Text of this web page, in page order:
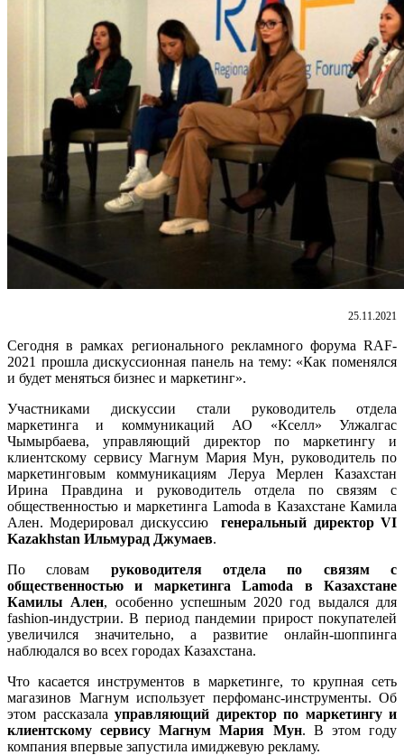
25.11.2021
Сегодня в рамках регионального рекламного форума RAF-
2021 прошла дискуссионная панель на тему: «Как поменялся
и будет меняться бизнес и маркетинг».
Участниками дискуссии стали руководитель отдела
маркетинга и коммуникаций АО «Кселл» Улжалгас
Чымырбаева, управляющий директор по маркетингу и
клиентскому сервису Магнум Мария Мун, руководитель по
маркетинговым коммуникациям Леруа Мерлен Казахстан
Ирина Правдина и руководитель отдела по связям с
общественностью и маркетинга Lamoda в Казахстане Камила
Ален. Модерировал дискуссиюгенеральный директор VI
Kazakhstan Ильмурад Джумаев.
По словам руководителя отдела по связям с
общественностью и маркетинга Lamoda в Казахстане
Камилы Ален, особенно успешным 2020 год выдался для
fashion-индустрии. В период пандемии прирост покупателей
увеличился значительно, а развитие онлайн-шоппинга
наблюдался во всех городах Казахстана.
Что касается инструментов в маркетинге, то крупная сеть
магазинов Магнум использует перфоманс-инструменты. Об
этом рассказала управляющий директор по маркетингу и
клиентскому сервису Магнум Мария Мун. В этом году
компания впервые запустила имиджевую рекламу.